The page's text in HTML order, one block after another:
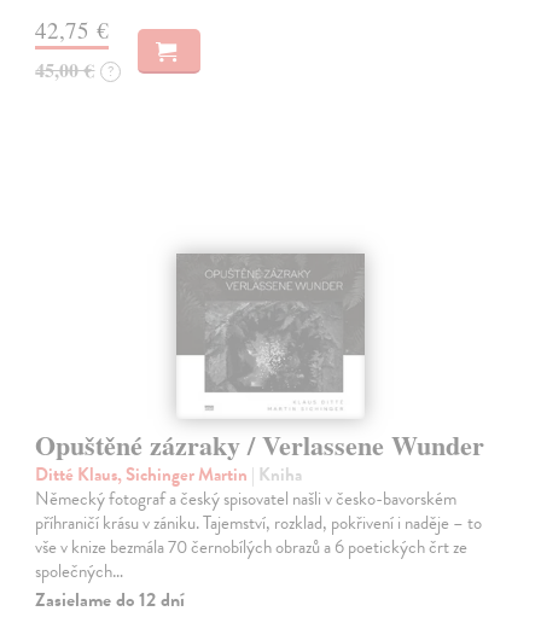
42,75 €
45,00 € ?
Opuštěné zázraky / Verlassene Wunder
Ditté Klaus, Sichinger Martin | Kniha
Německý fotograf a český spisovatel našli v česko-bavorském
příhraničí krásu v zániku. Tajemství, rozklad, pokřivení i naděje – to
vše v knize bezmála 70 černobílých obrazů a 6 poetických črt ze
společných…
Zasielame do 12 dní